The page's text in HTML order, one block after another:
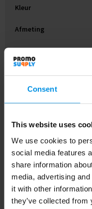
Consent
This website uses
We use cookies to
social media features
share information
media, advertising
it with other
they’ve collected
Kleur
Afmeting
Hoogte
Lengte